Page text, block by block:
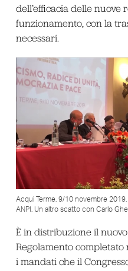
dell’efficacia delle nuove
funzionamento, con la
necessari.
Acqui Terme, 9/10 novembre
ANPI. Un altro scatto con Carlo
È in distribuzione il
Regolamento
i mandati che il